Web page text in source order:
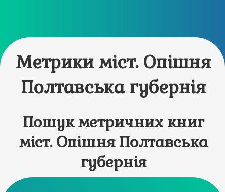
Метрики міст. Опішня
Полтавська губернія
Пошук метричних книг
міст. Опішня Полтавська
губернія